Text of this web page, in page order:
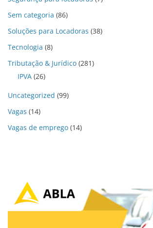
Sem categoria (86)
Soluções para Locadoras (38)
Tecnologia (8)
Tributação & Jurídico (281)
IPVA (26)
Uncategorized (99)
Vagas (14)
Vagas de emprego (14)